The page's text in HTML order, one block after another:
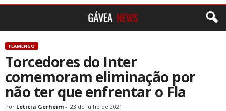
FLAMENGO
Torcedores do Inter
comemoram eliminação por
não ter que enfrentar o Fla
Por Letícia Gerheim - 23 de julho de 2021